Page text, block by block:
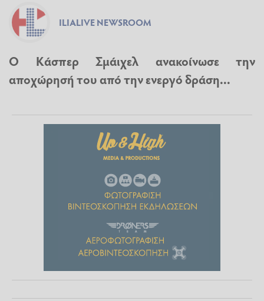
ILIALIVE NEWSROOM
Ο Κάσπερ Σμάιχελ ανακοίνωσε την
αποχώρησή του από την ενεργό δράση...